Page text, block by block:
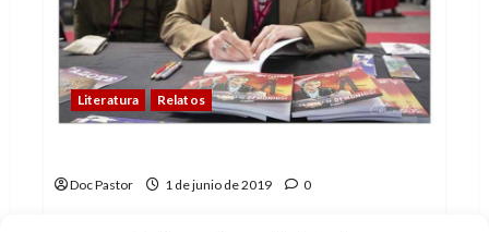
Literatura Relatos
Doc Pastor 1 de junio de 2019 0